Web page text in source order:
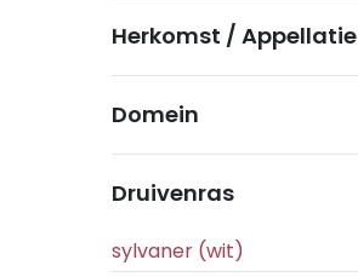
Herkomst / Appellatie
Domein
Druivenras